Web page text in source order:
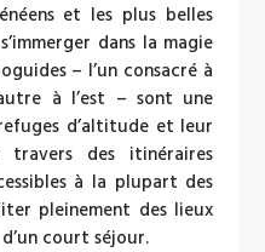
et les plus belles
dans la magie
– l’un consacré à
à l’est – sont une
d’altitude et leur
travers des itinéraires
à la plupart des
pleinement des lieux
court séjour.